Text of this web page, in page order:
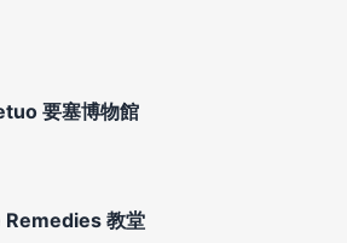
要塞博物館
教堂